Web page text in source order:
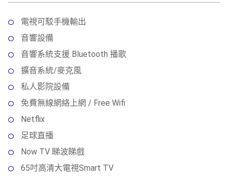
電視可駁手機輸出
音響設備
音響系統支援 Bluetooth 播歌
擴音系統/麥克風
私人影院設備
免費無線網絡上網 / Free Wifi
Netflix
足球直播
Now TV 睇波睇戲
65吋高清大電視Smart TV